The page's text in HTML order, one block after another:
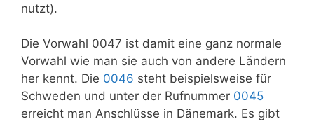
nutzt).
Die Vorwahl 0047 ist damit eine ganz normale
Vorwahl wie man sie auch von andere Ländern
her kennt. Die 0046 steht beispielsweise für
Schweden und unter der Rufnummer 0045
erreicht man Anschlüsse in Dänemark. Es gibt